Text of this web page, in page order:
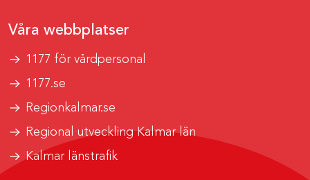
Våra webbplatser
1177 för vårdpersonal
1177.se
Regionkalmar.se
Regional utveckling Kalmar län
Kalmar länstrafik